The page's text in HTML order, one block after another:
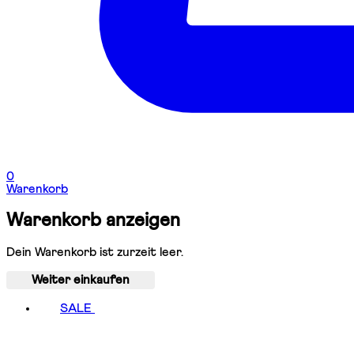
0
Warenkorb
Warenkorb anzeigen
Dein Warenkorb ist zurzeit leer.
Weiter einkaufen
SALE